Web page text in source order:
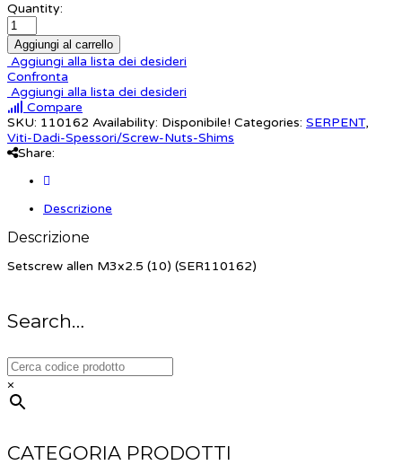
Quantity:
Aggiungi al carrello
Aggiungi alla lista dei desideri
Confronta
Aggiungi alla lista dei desideri
Compare
SKU: 110162 Availability: Disponibile! Categories: SERPENT,
Viti-Dadi-Spessori/Screw-Nuts-Shims
Share:
Descrizione
Descrizione
Setscrew allen M3x2.5 (10) (SER110162)
Search…
×
CATEGORIA PRODOTTI